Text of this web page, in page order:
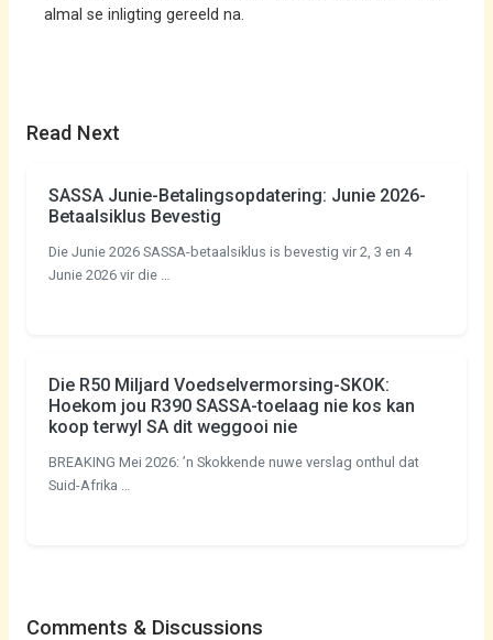
almal se inligting gereeld na.
Read Next
SASSA Junie-Betalingsopdatering: Junie 2026-
Betaalsiklus Bevestig
Die Junie 2026 SASSA-betaalsiklus is bevestig vir 2, 3 en 4
Junie 2026 vir die …
Die R50 Miljard Voedselvermorsing-SKOK:
Hoekom jou R390 SASSA-toelaag nie kos kan
koop terwyl SA dit weggooi nie
BREAKING Mei 2026: ’n Skokkende nuwe verslag onthul dat
Suid-Afrika …
Comments & Discussions